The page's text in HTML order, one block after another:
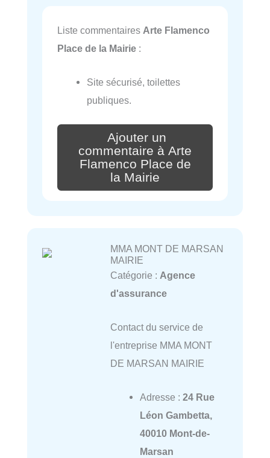
Liste commentaires Arte Flamenco
Place de la Mairie :
Site sécurisé, toilettes
publiques.
Ajouter un
commentaire à Arte
Flamenco Place de
la Mairie
MMA MONT DE MARSAN
MAIRIE
Catégorie : Agence
d'assurance
Contact du service de
l'entreprise MMA MONT
DE MARSAN MAIRIE
Adresse : 24 Rue
Léon Gambetta,
40010 Mont-de-
Marsan